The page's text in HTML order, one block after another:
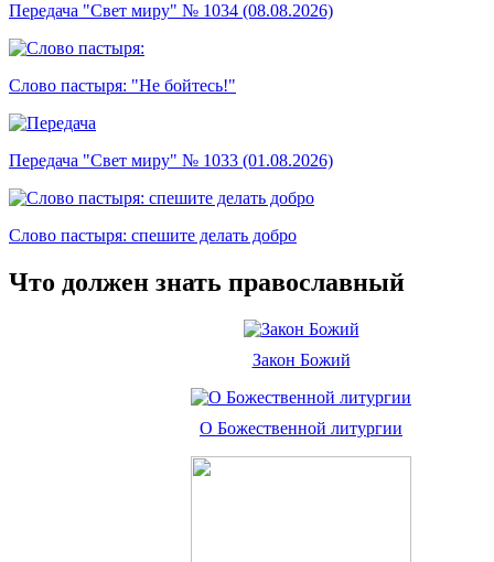
Передача "Свет миру" № 1034 (08.08.2026)
Слово пастыря: "Не бойтесь!"
Передача "Свет миру" № 1033 (01.08.2026)
Слово пастыря: спешите делать добро
Что должен знать православный
Закон Божий
О Божественной литургии